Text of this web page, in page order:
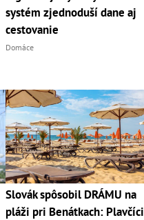
systém zjednoduší dane aj
cestovanie
Domáce
Slovák spôsobil DRÁMU na
pláži pri Benátkach: Plavčíci